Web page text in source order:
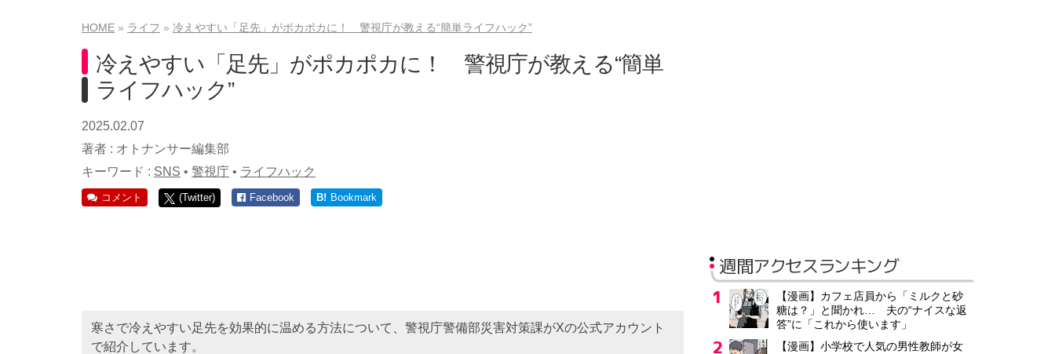
HOME ライフ 冷えやすい「足先」がポカポカに！ 警視庁が教える“簡単ライフハック”
冷えやすい「足先」がポカポカに！ 警視庁が教える“簡単
ライフハック”
2025.02.07
著者 : オトナンサー編集部
キーワード : SNS • 警視庁 • ライフハック
コメント (Twitter) Facebook B! Bookmark
寒さで冷えやすい足先を効果的に温める方法について、警視庁警備部災害対策課がXの公式アカウント
で紹介しています。
週間アクセスランキング
【漫画】カフェ店員から「ミルクと砂
糖は？」と聞かれ… 夫の“ナイスな返
答”に「これから使います」
【漫画】小学校で人気の男性教師が女